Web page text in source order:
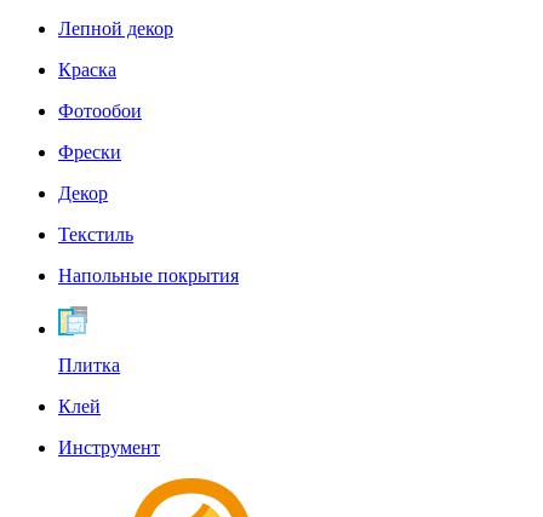
Лепной декор
Краска
Фотообои
Фрески
Декор
Текстиль
Напольные покрытия
Плитка
Клей
Инструмент